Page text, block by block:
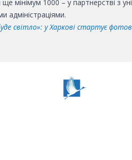
мінімум 1000 – у партнерстві з
адміністраціями.
світло»: у Харкові стартує